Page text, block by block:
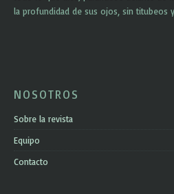
la profundidad de sus ojos, sin titubeos
NOSOTROS
Sobre la revista
Equipo
Contacto